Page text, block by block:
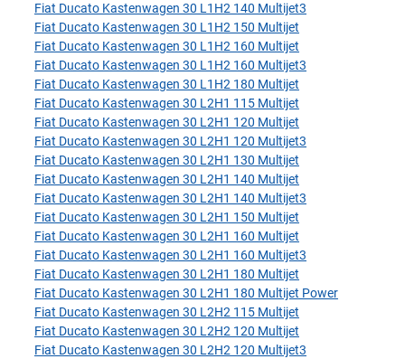
Fiat Ducato Kastenwagen 30 L1H2 140 Multijet3
Fiat Ducato Kastenwagen 30 L1H2 150 Multijet
Fiat Ducato Kastenwagen 30 L1H2 160 Multijet
Fiat Ducato Kastenwagen 30 L1H2 160 Multijet3
Fiat Ducato Kastenwagen 30 L1H2 180 Multijet
Fiat Ducato Kastenwagen 30 L2H1 115 Multijet
Fiat Ducato Kastenwagen 30 L2H1 120 Multijet
Fiat Ducato Kastenwagen 30 L2H1 120 Multijet3
Fiat Ducato Kastenwagen 30 L2H1 130 Multijet
Fiat Ducato Kastenwagen 30 L2H1 140 Multijet
Fiat Ducato Kastenwagen 30 L2H1 140 Multijet3
Fiat Ducato Kastenwagen 30 L2H1 150 Multijet
Fiat Ducato Kastenwagen 30 L2H1 160 Multijet
Fiat Ducato Kastenwagen 30 L2H1 160 Multijet3
Fiat Ducato Kastenwagen 30 L2H1 180 Multijet
Fiat Ducato Kastenwagen 30 L2H1 180 Multijet Power
Fiat Ducato Kastenwagen 30 L2H2 115 Multijet
Fiat Ducato Kastenwagen 30 L2H2 120 Multijet
Fiat Ducato Kastenwagen 30 L2H2 120 Multijet3